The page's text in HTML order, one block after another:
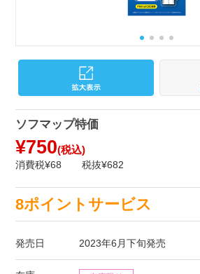
ソフマップ特価
¥750(税込)
消費税¥68 税抜¥682
8ポイントサービス
発売日 2023年6月下旬発売